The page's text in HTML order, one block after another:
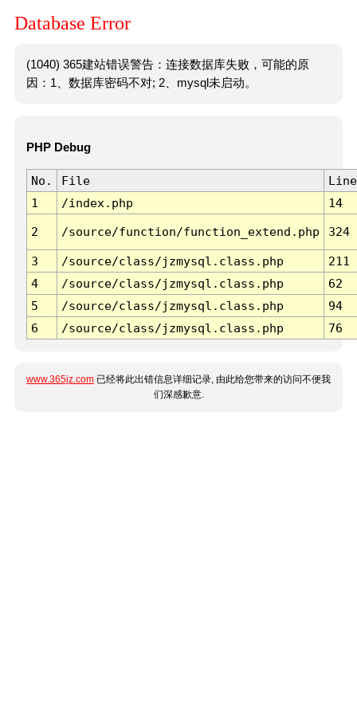
Database Error
(1040) 365建站错误警告：连接数据库失败，可能的原
因：1、数据库密码不对; 2、mysql未启动。
PHP Debug
No. File
Line
1
/index.php 14
2 /source/function/function_extend.php 324
3 /source/class/jzmysql.class.php
211
4
/source/class/jzmysql.class.php
62
5
/source/class/jzmysql.class.php
94
6
/source/class/jzmysql.class.php 76
www.365jz.com 已经将此出错信息详细记录, 由此给您带来的访问不便我
们深感歉意.